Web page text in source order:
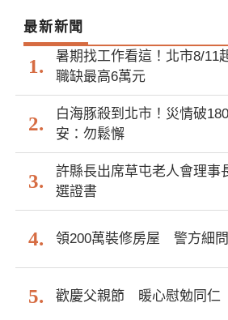
最新新聞
暑期找工作看這！北市8/
職缺最高6萬元
白海豚殺到北市！災情破
安：勿鬆懈
許縣長出席草屯老人會理
選證書
領200萬裝修房屋 警方細
歡慶父親節 暖心慰勉同仁